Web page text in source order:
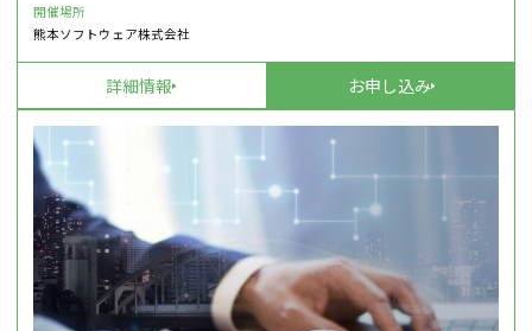
開催場所
熊本ソフトウェア株式会社
詳細情報 お申し込み